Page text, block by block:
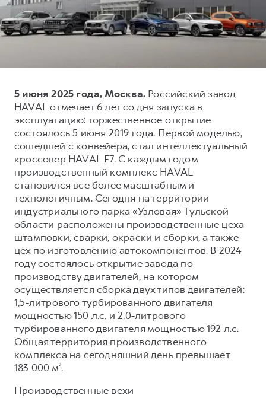
POER
от 3 449 000 ₽
Тест-драйв
Трейд-ин
Кредитный калькулятор
Страхование
Кредит
КОРПОРАТИВНЫМ КЛИЕНТАМ
Для малого бизнеса
Корпоративным клиентам
Крупным корпоративным клиентам
Система управления автопарком
Сервис для корпоративных клиентов
HAVAL Лизинг
АКСЕССУАРЫ HAVAL
Автомобильные аксессуары
Коллекция CITY
СЕРВИСНОЕ ОБСЛУЖИВАНИЕ
Нулевое ТО
Электронный ПТС
ПОДДЕРЖКА
GWM Безопасность
Гарантия HAVAL
Мобильное приложение GWM
Программа «HAVAL Защита+»
Руководства по эксплуатации
Подписки
АКСЕССУАРЫ HAVAL
Автомобильные аксессуары
Коллекция CITY
Коллекция Базовая
Коллекция Детская
О дилере
Наша команда
5 июня 2025 года, Москва. Российский завод
HAVAL отмечает 6 лет со дня запуска в
эксплуатацию: торжественное открытие
состоялось 5 июня 2019 года. Первой моделью,
сошедшей с конвейера, стал интеллектуальный
кроссовер HAVAL F7. С каждым годом
производственный комплекс HAVAL
становился все более масштабным и
технологичным. Сегодня на территории
индустриального парка «Узловая» Тульской
области расположены производственные цеха
штамповки, сварки, окраски и сборки, а также
цех по изготовлению автокомпонентов. В 2024
году состоялось открытие завода по
производству двигателей, на котором
осуществляется сборка двух типов двигателей:
1,5-литрового турбированного двигателя
мощностью 150 л.с. и 2,0-литрового
турбированного двигателя мощностью 192 л.с.
Общая территория производственного
комплекса на сегодняшний день превышает
183 000 м².
Производственные вехи